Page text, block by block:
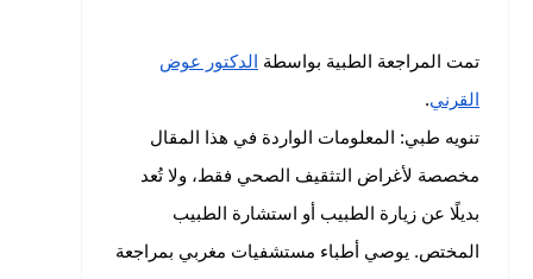
تمت المراجعة الطبية بواسطة
الدكتور عوض
القرني.
تنويه طبي: المعلومات الواردة في هذا المقال
مخصصة لأغراض التثقيف الصحي فقط، ولا تُعد
بديلًا عن زيارة الطبيب أو استشارة الطبيب
المختص. يوصي أطباء مستشفيات مغربي بمراجعة